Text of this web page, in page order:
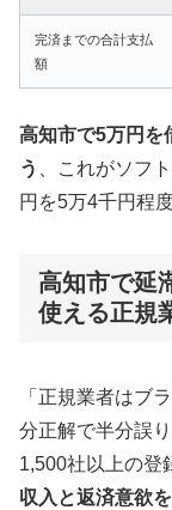
完済までの合計支払
額
高知市で5万円を
う
、これがソフ
円を5万4千円程
高知市で延
使える正規
「正規業者はブ
分正解で半分誤
1,500社以上の登
収入と返済意欲